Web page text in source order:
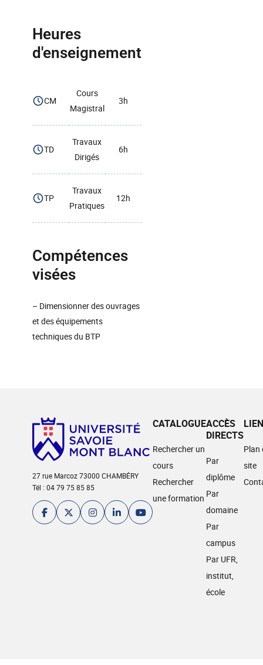
Heures
d'enseignement
CM
Cours
Magistral
3h
TD
Travaux
Dirigés
6h
TP
Travaux
Pratiques
12h
Compétences
visées
– Dimensionner des ouvrages
et des équipements
techniques du BTP
27 rue Marcoz 73000 CHAMBÉRY
Tél : 04 79 75 85 85
CATALOGUE
Rechercher un
cours
Rechercher
une formation
ACCÈS
DIRECTS
Par
diplôme
Par
domaine
Par
campus
Par UFR,
institut,
école
Plan
site